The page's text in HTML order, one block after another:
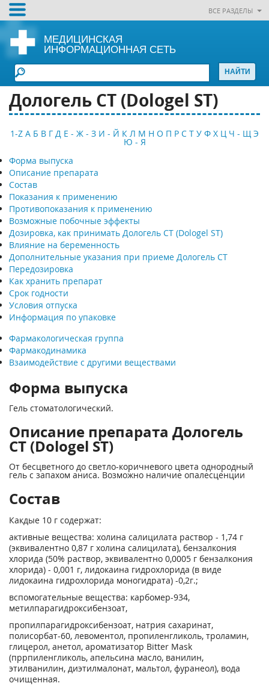
ВСЕ РАЗДЕЛЫ
МЕДИЦИНСКАЯ
ИНФОРМАЦИОННАЯ СЕТЬ
Дологель СТ (Dologel ST)
1-Z А Б В Г Д Е - Ж - З И - Й К Л М Н О П Р С Т У Ф Х Ц Ч - Щ Э
Ю - Я
Форма выпуска
Описание препарата
Состав
Показания к применению
Противопоказания к применению
Возможные побочные эффекты
Дозировка, как принимать Дологель СТ (Dologel ST)
Влияние на беременность
Дополнительные указания при приеме Дологель СТ
Передозировка
Как хранить препарат
Срок годности
Условия отпуска
Информация по упаковке
Фармакологическая группа
Фармакодинамика
Взаимодействие с другими веществами
Форма выпуска
Гель стоматологический.
Описание препарата Дологель
СТ (Dologel ST)
От бесцветного до светло-коричневого цвета однородный
гель с запахом аниса. Возможно наличие опалесценции
Состав
Какдые 10 г содержат:
активные вещества: холина салицилата раствор - 1,74 г
(эквивалентно 0,87 г холина салицилата), бензалкония
хлорида (50% раствор, эквивалентно 0,0005 г бензалкония
хлорида) - 0,001 г, лидокаина гидрохлорида (в виде
лидокаина гидрохлорида моногидрата) -0,2г.;
вспомогательные вещества: карбомер-934,
метилпарагидроксибензоат,
пропилпарагидроксибензоат, натрия сахаринат,
полисорбат-60, левоментол, пропиленгликоль, троламин,
глицерол, анетол, ароматизатор Bitter Mask
(пррпиленгликоль, апельсина масло, ванилин,
этилванилин, диэтилмалонат, мальтол, фуранеол), вода
очищенная.